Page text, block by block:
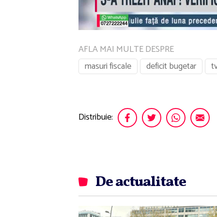
AFLA MAI MULTE DESPRE
masuri fiscale
deficit bugetar
Distribuie:
De actualitate